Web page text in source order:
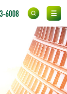
6008
化妆品毒理测试